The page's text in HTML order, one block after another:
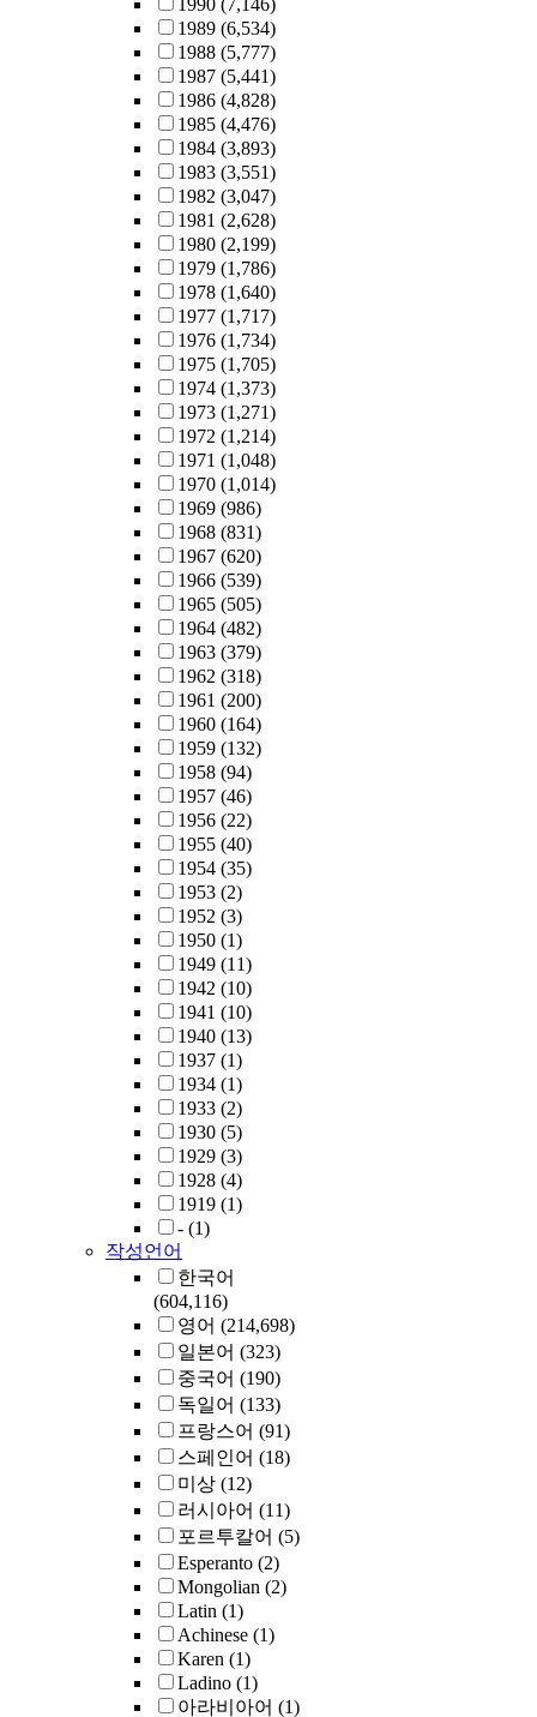
1990 (7,146)
1989 (6,534)
1988 (5,777)
1987 (5,441)
1986 (4,828)
1985 (4,476)
1984 (3,893)
1983 (3,551)
1982 (3,047)
1981 (2,628)
1980 (2,199)
1979 (1,786)
1978 (1,640)
1977 (1,717)
1976 (1,734)
1975 (1,705)
1974 (1,373)
1973 (1,271)
1972 (1,214)
1971 (1,048)
1970 (1,014)
1969 (986)
1968 (831)
1967 (620)
1966 (539)
1965 (505)
1964 (482)
1963 (379)
1962 (318)
1961 (200)
1960 (164)
1959 (132)
1958 (94)
1957 (46)
1956 (22)
1955 (40)
1954 (35)
1953 (2)
1952 (3)
1950 (1)
1949 (11)
1942 (10)
1941 (10)
1940 (13)
1937 (1)
1934 (1)
1933 (2)
1930 (5)
1929 (3)
1928 (4)
1919 (1)
- (1)
작성언어
한국어
(604,116)
영어 (214,698)
일본어 (323)
중국어 (190)
독일어 (133)
프랑스어 (91)
스페인어 (18)
미상 (12)
러시아어 (11)
포르투칼어 (5)
Esperanto (2)
Mongolian (2)
Latin (1)
Achinese (1)
Karen (1)
Ladino (1)
아라비아어 (1)